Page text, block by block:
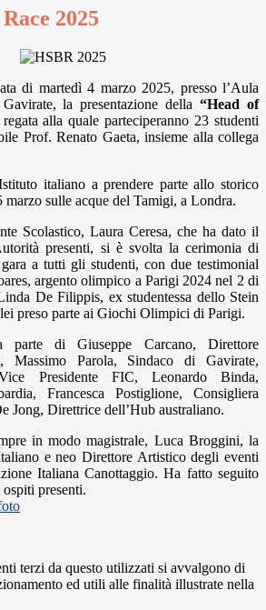
2025
di martedì 4 marzo 2025, presso l’Aula
la presentazione della “Head of
alla quale parteciperanno 23 studenti
Prof. Renato Gaeta, insieme alla collega
italiano a prendere parte allo storico
marzo sulle acque del Tamigi, a Londra.
Scolastico, Laura Ceresa, che ha dato il
presenti, si è svolta la cerimonia di
a tutti gli studenti, con due testimonial
argento olimpico a Parigi 2024 nel 2 di
De Filippis, ex studentessa dello Stein
preso parte ai Giochi Olimpici di Parigi.
parte di Giuseppe Carcano, Direttore
Massimo Parola, Sindaco di Gavirate,
Presidente FIC, Leonardo Binda,
Francesca Postiglione, Consigliera
Jong, Direttrice dell’Hub australiano.
in modo magistrale, Luca Broggini, la
e neo Direttore Artistico degli eventi
Italiana Canottaggio. Ha fatto seguito
presenti.
terzi da questo utilizzati si avvalgono di
ed utili alle finalità illustrate nella